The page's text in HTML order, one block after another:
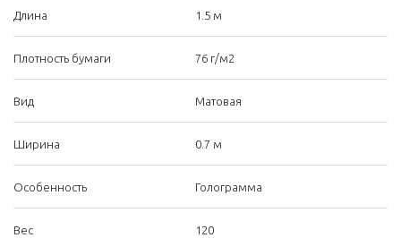
Длина 1.5 м
Плотность бумаги 76 г/м2
Вид Матовая
Ширина 0.7 м
Особенность Голограмма
Вес 120